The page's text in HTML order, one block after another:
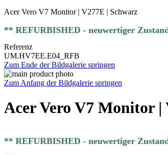
Acer Vero V7 Monitor | V277E | Schwarz
** REFURBISHED - neuwertiger
Referenz
UM.HV7EE.E04_RFB
Zum Ende der Bildgalerie springen
Zum Anfang der Bildgalerie springen
Acer Vero V7 Monitor |
** REFURBISHED - neuwertiger